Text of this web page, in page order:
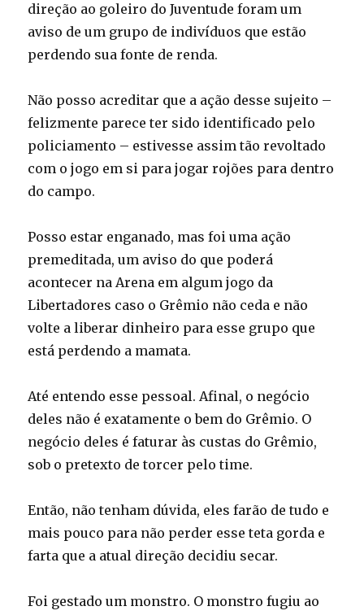
direção ao goleiro do Juventude foram um
aviso de um grupo de indivíduos que estão
perdendo sua fonte de renda.
Não posso acreditar que a ação desse sujeito –
felizmente parece ter sido identificado pelo
policiamento – estivesse assim tão revoltado
com o jogo em si para jogar rojões para dentro
do campo.
Posso estar enganado, mas foi uma ação
premeditada, um aviso do que poderá
acontecer na Arena em algum jogo da
Libertadores caso o Grêmio não ceda e não
volte a liberar dinheiro para esse grupo que
está perdendo a mamata.
Até entendo esse pessoal. Afinal, o negócio
deles não é exatamente o bem do Grêmio. O
negócio deles é faturar às custas do Grêmio,
sob o pretexto de torcer pelo time.
Então, não tenham dúvida, eles farão de tudo e
mais pouco para não perder esse teta gorda e
farta que a atual direção decidiu secar.
Foi gestado um monstro. O monstro fugiu ao